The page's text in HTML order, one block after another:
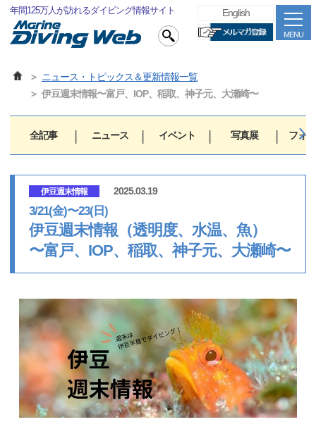
年間125万人が訪れるダイビング情報サイト
MENU
English
ニュース・トピックス＆更新情報一覧
伊豆週末情報〜富戸、IOP、稲取、神子元、大瀬崎〜
全記事 ニュース イベント 写真展 フォ
伊豆週末情報 2025.03.19
3/21(金)〜23(日)
伊豆週末情報（透明度、水温、魚）
〜富戸、IOP、稲取、神子元、大瀬崎〜